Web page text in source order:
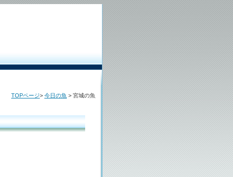
TOPページ> 今日の魚 > 宮城の魚